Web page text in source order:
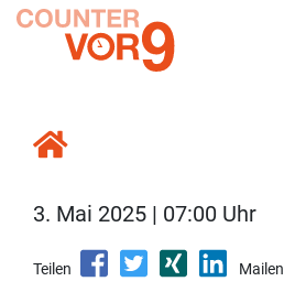
3. Mai 2025 | 07:00 Uhr
Teilen Mailen